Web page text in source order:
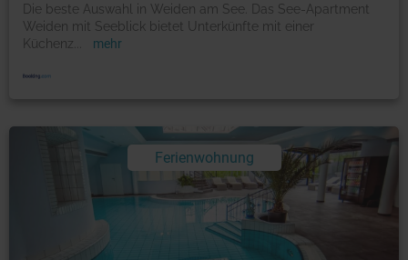
Die beste Auswahl in Weiden am See. Das See-Apartment
Weiden mit Seeblick bietet Unterkünfte mit einer
Küchenz
mehr
Ferienwohnung